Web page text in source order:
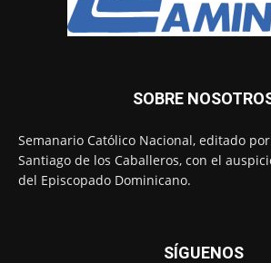
SOBRE
Semanario Católico Nacional, editado
Santiago de los Caballeros, con el
del Episcopado Dominicano.
SÍGUENOS